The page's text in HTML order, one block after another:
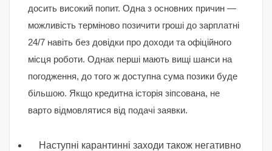
досить високий попит. Одна з основних причин —
можливість терміново позичити гроші до зарплатні
24/7 навіть без довідки про доходи та офіційного
місця роботи. Однак перші мають вищі шанси на
погодження, до того ж доступна сума позики буде
більшою. Якщо кредитна історія зіпсована, не
варто відмовлятися від подачі заявки.
Наступні карантинні заходи також негативно